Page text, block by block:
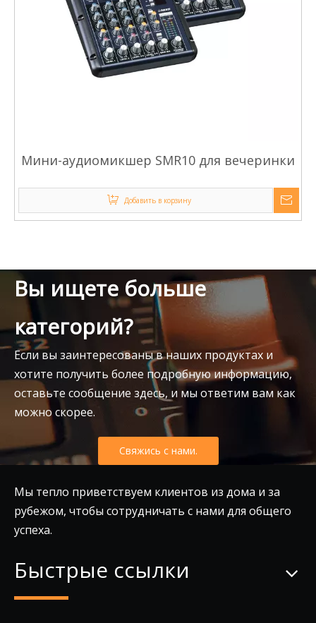
Мини-аудиомикшер SMR10 для вечеринки
Добавить в корзину
Вы ищете больше
категорий?
Если вы заинтересованы в наших продуктах и
хотите получить более подробную информацию,
оставьте сообщение здесь, и мы ответим вам как
можно скорее.
Свяжись с нами.
Мы тепло приветствуем клиентов из дома и за
рубежом, чтобы сотрудничать с нами для общего
успеха.
Быстрые ссылки